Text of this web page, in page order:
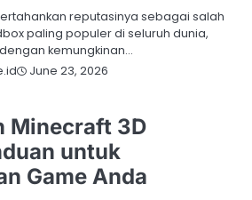
reputasinya sebagai salah
paling populer di seluruh dunia,
kemungkinan…
June 23, 2026
Minecraft 3D
untuk
Game Anda